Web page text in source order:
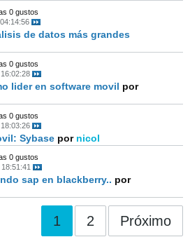
de datos más grandes
0 gustos
lider en software movil por
0 gustos
Sybase por nicol
0 gustos
sap en blackberry.. por
0 gustos
1 2 Próximo